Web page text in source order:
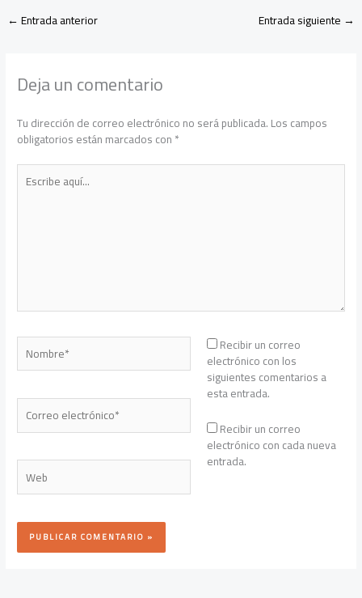
←Entrada anterior Entrada siguiente →
Deja un comentario
Tu dirección de correo electrónico no será publicada.Los campos
obligatorios están marcados con*
Escribe
aquí...
Nombre*
Correo
electrónico*
Web
Recibir un correo
electrónico con los
siguientes comentarios a
esta entrada.
Recibir un correo
electrónico con cada nueva
entrada.